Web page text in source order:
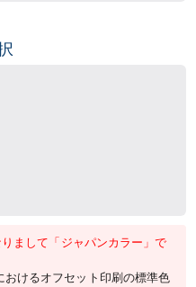
まして「ジャパンカラー」で
けるオフセット印刷の標準色